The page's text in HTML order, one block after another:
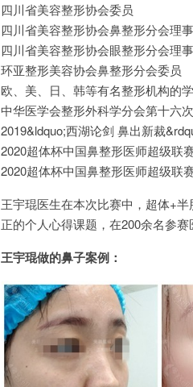
四川省美容整形协会委员
四川省美容整形协会鼻整形分会理事
四川省美容整形协会眼整形分会理事
环亚整形美容协会鼻整形分会委员
欧、美、日、韩等有名整形机构的
中华医学会整形外科学分会第十六
2019&ldquo;西湖论剑 鼻出新裁
2020超体杯中国鼻整形医师超级联
2020超体杯中国鼻整形医师超级联
王宇琨医生在本次比赛中，超体+
正的个人心得课题，在200余名参赛
王宇琨做的鼻子案例：